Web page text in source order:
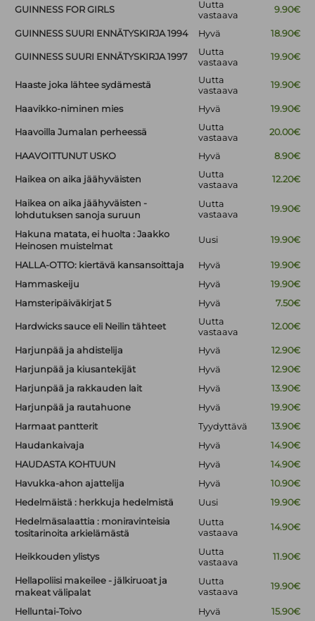
GUINNESS FOR GIRLS
Uutta
vastaava
9.90€
GUINNESS SUURI ENNÄTYSKIRJA 1994 Hyvä 18.90€
GUINNESS SUURI ENNÄTYSKIRJA 1997
Uutta
vastaava
19.90€
Haaste joka lähtee sydämestä
Uutta
vastaava
19.90€
Haavikko-niminen mies Hyvä 19.90€
Haavoilla Jumalan perheessä
Uutta
vastaava
20.00€
HAAVOITTUNUT USKO Hyvä 8.90€
Haikea on aika jäähyväisten
Uutta
vastaava
12.20€
Haikea on aika jäähyväisten -
lohdutuksen sanoja suruun
Uutta
vastaava
19.90€
Hakuna matata, ei huolta : Jaakko
Heinosen muistelmat
Uusi 19.90€
HALLA-OTTO: kiertävä kansansoittaja Hyvä
19.90€
Hammaskeiju
Hyvä
19.90€
Hamsteripäiväkirjat 5
Hyvä 7.50€
Hardwicks sauce eli Neilin tähteet
Uutta
vastaava
12.00€
Harjunpää ja ahdistelija Hyvä
12.90€
Harjunpää ja kiusantekijät
Hyvä
12.90€
Harjunpää ja rakkauden lait
Hyvä
13.90€
Harjunpää ja rautahuone
Hyvä
19.90€
Harmaat pantterit
Tyydyttävä
13.90€
Haudankaivaja
Hyvä
14.90€
HAUDASTA KOHTUUN
Hyvä
14.90€
Havukka-ahon ajattelija
Hyvä
10.90€
Hedelmäistä : herkkuja hedelmistä
Uusi
19.90€
Hedelmäsalaattia : moniravinteisia
tositarinoita arkielämästä
Uutta
vastaava
14.90€
Heikkouden ylistys
Uutta
vastaava
11.90€
Hellapoliisi makeilee - jälkiruoat ja
makeat välipalat
Uutta
vastaava
19.90€
Helluntai-Toivo Hyvä
15.90€